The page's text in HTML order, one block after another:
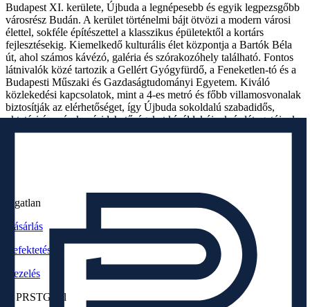
Budapest XI. kerülete, Újbuda a legnépesebb és egyik legpezsgőbb
városrész Budán. A kerület történelmi bájt ötvözi a modern városi
élettel, sokféle építészettel a klasszikus épületektől a kortárs
fejlesztésekig. Kiemelkedő kulturális élet központja a Bartók Béla
út, ahol számos kávézó, galéria és szórakozóhely található. Fontos
látnivalók közé tartozik a Gellért Gyógyfürdő, a Feneketlen-tó és a
Budapesti Műszaki és Gazdaságtudományi Egyetem. Kiváló
közlekedési kapcsolatok, mint a 4-es metró és főbb villamosvonalak
biztosítják az elérhetőséget, így Újbuda sokoldalú szabadidős,
oktatási és szórakozási lehetőségeket kínál lakóinak és látogatóinak.
Ingatlan
Vásárlás
Befektetés
Kezelés
A PRSTG-ről